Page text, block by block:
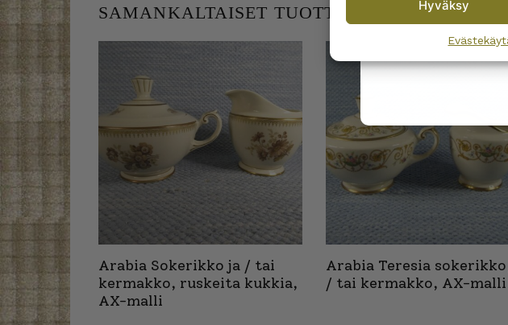
Hyväksy
SAMANKALTAISET TUOTTEET
Arabia Sokerikko ja / tai
kermakko, ruskeita kukkia,
AX-malli
Arabia Teresia
/ tai kermakko, AX-malli
By subscribing to the
Wanhojen kuppien and